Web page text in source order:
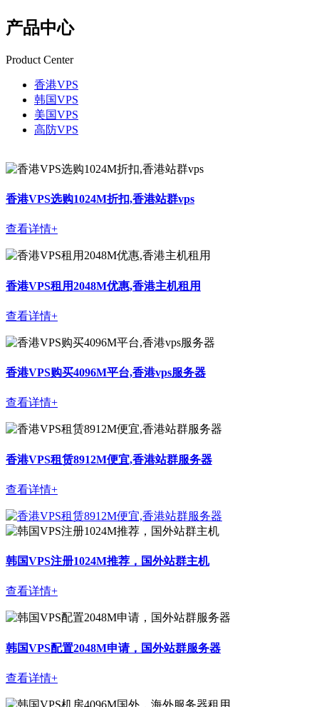
产品中心
Product Center
香港VPS
韩国VPS
美国VPS
高防VPS
香港VPS选购1024M折扣,香港站群vps
查看详情+
香港VPS租用2048M优惠,香港主机租用
查看详情+
香港VPS购买4096M平台,香港vps服务器
查看详情+
香港VPS租赁8912M便宜,香港站群服务器
查看详情+
韩国VPS注册1024M推荐，国外站群主机
查看详情+
韩国VPS配置2048M申请，国外站群服务器
查看详情+